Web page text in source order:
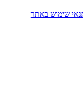
שימוש באתר